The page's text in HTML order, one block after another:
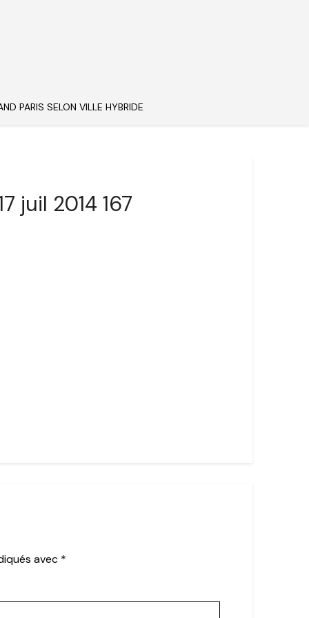
PARIS SELON VILLE HYBRIDE
juil 2014 167
avec *